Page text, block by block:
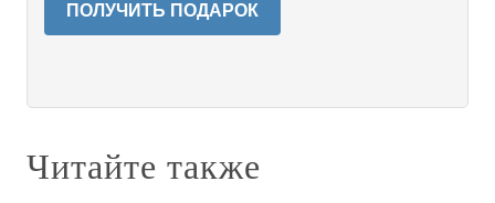
ПОЛУЧИТЬ ПОДАРОК
Читайте также